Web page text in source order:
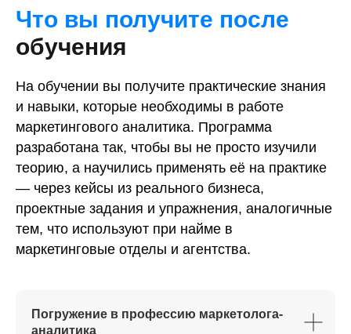
Что вы получите после
обучения
На обучении вы получите практические знания
и навыки, которые необходимы в работе
маркетингового аналитика. Программа
разработана так, чтобы вы не просто изучили
теорию, а научились применять её на практике
— через кейсы из реального бизнеса,
проектные задания и упражнения, аналогичные
тем, что используют при найме в
маркетинговые отделы и агентства.
Погружение в профессию маркетолога-
аналитика